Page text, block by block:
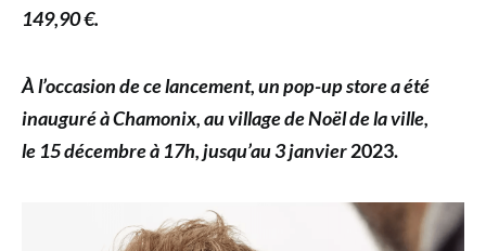
149,90 €.
À l’occasion de ce lancement, un pop-up store a été
inauguré à Chamonix, au village de Noël de la ville,
le 15 décembre à 17h, jusqu’au 3 janvier2023.